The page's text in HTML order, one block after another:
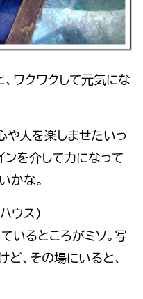
ワクワクして元気にな
や人を楽しませたいっ
ンを介して力になって
かな。
ウス）
いるところがミソ。写
、その場にいると、